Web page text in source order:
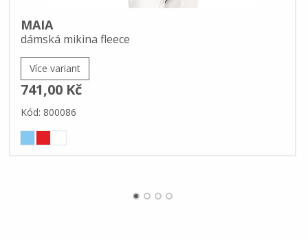
MAIA
dámská mikina fleece
Více variant
741,00 Kč
Kód: 800086